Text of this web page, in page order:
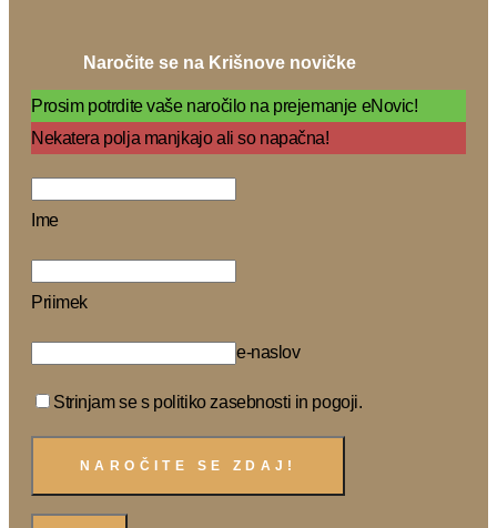
Naročite se na Krišnove novičke
Prosim potrdite vaše naročilo na prejemanje eNovic!
Nekatera polja manjkajo ali so napačna!
Ime
Priimek
e-naslov
Strinjam se s politiko zasebnosti in pogoji.